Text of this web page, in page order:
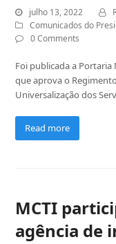
julho 13, 2022
Comunicados do
0 Comments
Foi publicada a Portaria
que aprova o
Universalização dos
Read more
MCTI
agência de